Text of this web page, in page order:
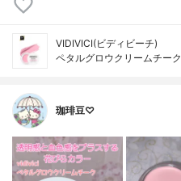
VIDIVICI(ビディビーチ)
ペタルグロウクリームチーク
珈琲豆♡